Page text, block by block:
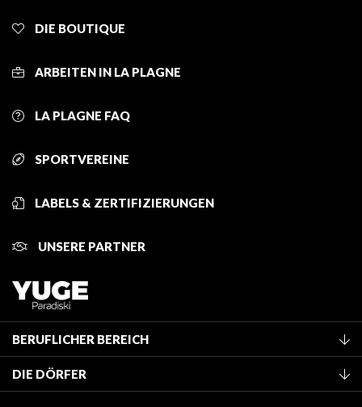
DIE BOUTIQUE
ARBEITEN IN LA PLAGNE
LA PLAGNE FAQ
SPORTVEREINE
LABELS & ZERTIFIZIERUNGEN
UNSERE PARTNER
BERUFLICHER BEREICH
Mitglied des Fremdenverkehrsamtes werden
Klassifizierung von Möbeln
DIE DÖRFER